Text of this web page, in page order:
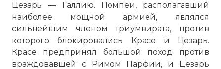
Цезарь — Галлию. Помпеи, располагавший
наиболее мощной армией, являлся
сильнейшим членом триумвирата, против
которого блокировались Красе и Цезарь.
Красе предпринял большой поход против
враждовавшей с Римом Парфии, и Цезарь